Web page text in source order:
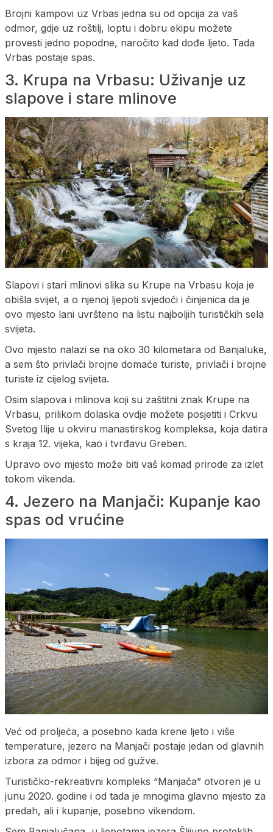
Brojni kampovi uz Vrbas jedna su od opcija za vaš
odmor, gdje uz roštilj, loptu i dobru ekipu možete
provesti jedno popodne, naročito kad dođe ljeto. Tada
Vrbas postaje spas.
3. Krupa na Vrbasu: Uživanje uz
slapove i stare mlinove
Slapovi i stari mlinovi slika su Krupe na Vrbasu koja je
obišla svijet, a o njenoj ljepoti svjedoči i činjenica da je
ovo mjesto lani uvršteno na listu najboljih turističkih sela
svijeta.
Ovo mjesto nalazi se na oko 30 kilometara od Banjaluke,
a sem što privlači brojne domaće turiste, privlači i brojne
turiste iz cijelog svijeta.
Osim slapova i mlinova koji su zaštitni znak Krupe na
Vrbasu, prilikom dolaska ovdje možete posjetiti i Crkvu
Svetog Ilije u okviru manastirskog kompleksa, koja datira
s kraja 12. vijeka, kao i tvrđavu Greben.
Upravo ovo mjesto može biti vaš komad prirode za izlet
tokom vikenda.
4. Jezero na Manjači: Kupanje kao
spas od vrućine
Već od proljeća, a posebno kada krene ljeto i više
temperature, jezero na Manjači postaje jedan od glavnih
izbora za odmor i bijeg od gužve.
Turističko-rekreativni kompleks “Manjača” otvoren je u
junu 2020. godine i od tada je mnogima glavno mjesto za
predah, ali i kupanje, posebno vikendom.